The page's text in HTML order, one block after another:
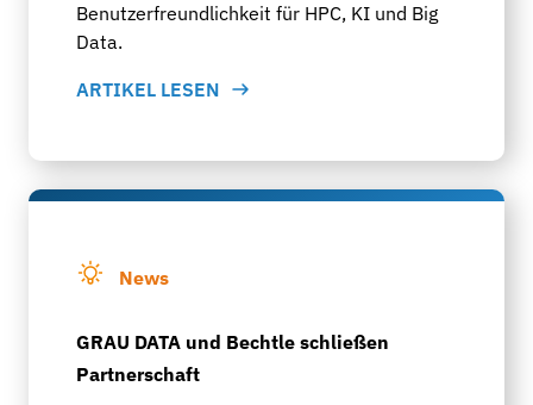
Benutzerfreundlichkeit für HPC, KI und Big
Data.
ARTIKEL LESEN
News
GRAU DATA und Bechtle schließen
Partnerschaft